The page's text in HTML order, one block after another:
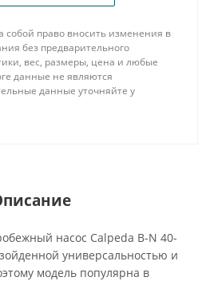
собой право вносить изменения в
без предварительного
вес, размеры, цена и любые
данные не являются
данные уточняйте у
насос Calpeda B-N 40-
универсальностью и
модель популярна в